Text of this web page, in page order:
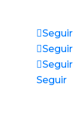
Seguir
Seguir
Seguir
Seguir